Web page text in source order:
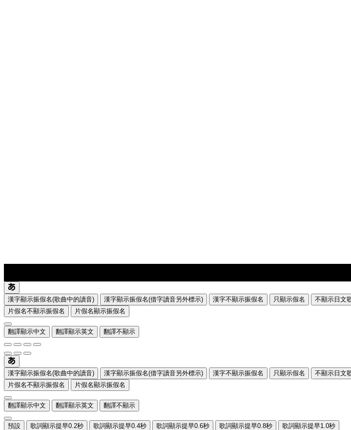
漢字顯示振假名(歌曲中的讀音) 漢字顯示振假名(借字讀音另外標示) 漢字不顯示振假名 只顯示假名
不顯示日文
片假名不顯示振假名
片假名顯示振假名
翻譯顯示中文 翻譯顯示英文 翻譯不顯示
漢字顯示振假名(歌曲中的讀音) 漢字顯示振假名(借字讀音另外標示) 漢字不顯示振假名 只顯示假名
不顯示日文
片假名不顯示振假名
片假名顯示振假名
翻譯顯示中文 翻譯顯示英文 翻譯不顯示
預設 歌詞顯示提早0.2秒 歌詞顯示提早0.4秒 歌詞顯示提早0.6秒 歌詞顯示提早0.8秒 歌詞顯示提早1.0秒